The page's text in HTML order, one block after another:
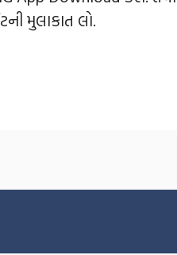
મુલાકાત લો.